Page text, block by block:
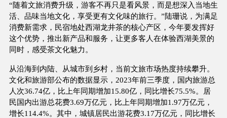
“随着文旅消费升级，游客不再只是看风景，而是想深入当地生
活、品味当地文化，享受更有文化味的旅行。”陆珊说，为满足
消费新需求，民宿地处西湖龙井茶的核心产区，今年要发挥好
这个优势，推出新产品和服务，让更多客人在体验西湖美景的
同时，感受茶文化魅力。
从沿海到内陆、从城市到乡村，当前文旅市场热度持续攀升。
文化和旅游部公布的数据显示，2023年前三季度，国内旅游总
人次36.74亿，比上年同期增加15.80亿，同比增长75.5%。居
民国内出游总花费3.69万亿元，比上年同期增加1.97万亿元，
增长114.4%。其中，城镇居民出游花费3.17万亿元，同比增长